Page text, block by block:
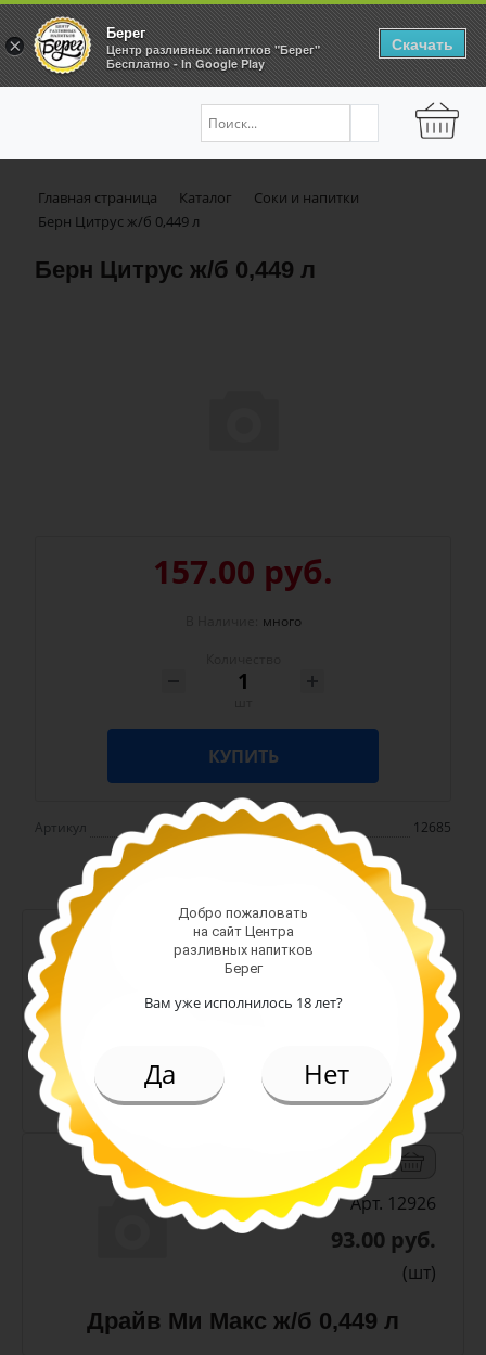
Главная страница Каталог
Соки и напитки
Берн Цитрус ж/б 0,449 л
Берн Цитрус ж/б 0,449 л
157.00 руб.
много
КУПИТЬ
Артикул 12685
Арт. 13300
187.00 руб.
(шт)
Чай Липтон Малина пэт 1 л
+
Арт. 12926
93.00 руб.
(шт)
Драйв Ми Макс ж/б 0,449 л
Добро пожаловать
на сайт Центра
разливных напитков
Берег
Вам уже исполнилось 18 лет?
Да Нет
×
Берег
Центр разливных напитков "Берег"
Бесплатно - In Google Play
Скачать